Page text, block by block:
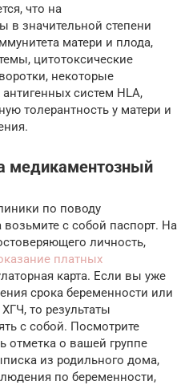
что на
в значительной степени
матери и плода,
цитотоксические
некоторые
систем HLA,
толерантность у матери и
медикаментозный
по поводу
с собой паспорт. На
личность,
платных
карта. Если вы уже
срока беременности или
то результаты
с собой. Посмотрите
отметка о вашей группе
из родильного дома,
по беременности,